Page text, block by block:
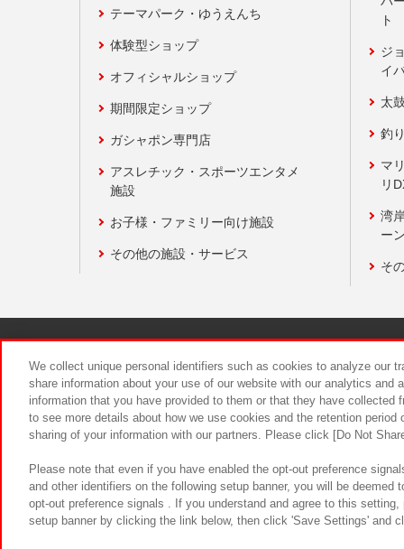
テーマパーク・ゆうえんち
体験型ショップ
オフィシャルショップ
期間限定ショップ
ガシャポン専門店
アスレチック・スポーツエンタメ
施設
お子様・ファミリー向け施設
その他の施設・サービス
ト
ジ
イ
太
釣
マ
リ
湾
ー
そ
食品のご
We collect unique personal identifiers such as cookies to analyze our
share information about your use of our website with our analytics and
information that you have provided to them or that they have
to see more details about how we use cookies and the retention
sharing of your information with our partners. Please click [Do Not
Please note that even if you have enabled the opt-out preference
and other identifiers on the following setup banner, you will be
opt-out preference signals . If you understand and agree to this
setup banner by clicking the link below, then click 'Save Settings' and